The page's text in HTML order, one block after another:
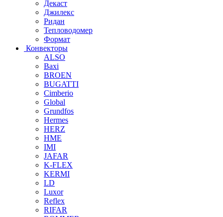
Декаст
Джилекс
Ридан
Тепловодомер
Формат
Конвекторы
ALSO
Baxi
BROEN
BUGATTI
Cimberio
Global
Grundfos
Hermes
HERZ
HME
IMI
JAFAR
K-FLEX
KERMI
LD
Luxor
Reflex
RIFAR